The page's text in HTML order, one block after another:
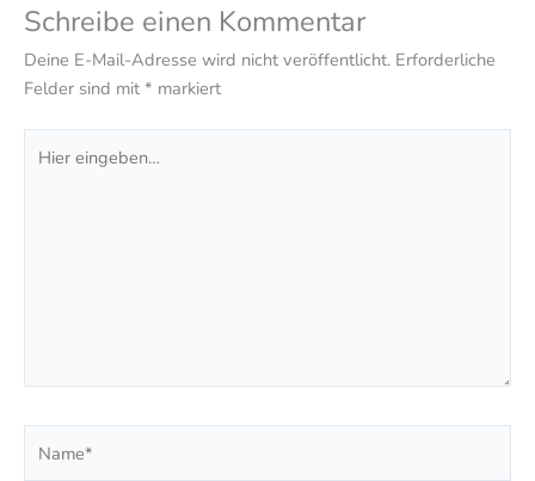
Schreibe einen Kommentar
Deine E-Mail-Adresse wird nicht veröffentlicht. Erforderliche
Felder sind mit * markiert
eingeben…